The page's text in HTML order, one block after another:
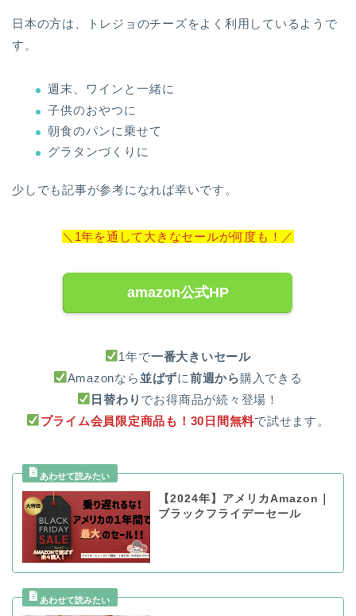
日本の方は、トレジョのチーズをよく利用しているようで
す。
週末、ワインと一緒に
子供のおやつに
朝食のパンに乗せて
グラタンづくりに
少しでも記事が参考になれば幸いです。
＼1年を通して大きなセールが何度も！／
amazon公式HP
1年で一番大きいセール
Amazonなら 並ばずに前週から購入できる
日替わり でお得商品が続々登場！
プライム会員限定商品も！30日間無料で試せます。
【2024年】アメリカAmazon｜
ブラックフライデーセール